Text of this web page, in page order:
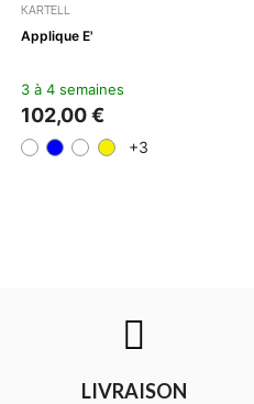
KARTELL
Applique E'
3 à 4 semaines
102,00 €
+3
LIVRAISON